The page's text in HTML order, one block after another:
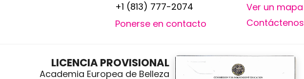
+1 (813) 777-2074
Ponerse en contacto
Ver un mapa
Contáctenos
LICENCIA PROVISIONAL
Academia Europea de Belleza